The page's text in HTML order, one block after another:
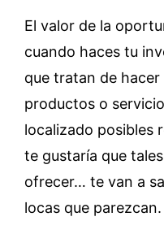
El valor de la
cuando haces tu
que tratan de
productos o
localizado posibles
te gustaría que
ofrecer… te van a
locas que parezcan.